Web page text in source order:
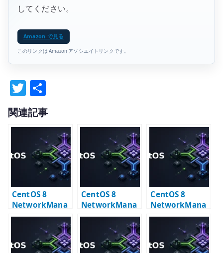
してください。
Amazon で見る
このリンクは Amazon アソシエイトリンクです。
T
w
it
te
r
有
関連記事
CentOS 8
NetworkMana
ger nmcli –
device と
connection の
基本
CentOS 8
NetworkMana
ger Bridge 設定
– KVM 向け
bridge の基本
CentOS 8
NetworkMana
ger nmcli
connection
show の読み方